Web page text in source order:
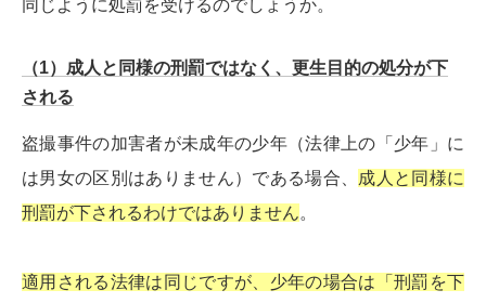
同じように処罰を受けるのでしょうか。
（1）成人と同様の刑罰ではなく、更生目的の処分が下
される
盗撮事件の加害者が未成年の少年（法律上の「少年」に
は男女の区別はありません）である場合、 成人と同様に
刑罰が下されるわけではありません。
適用される法律は同じですが、少年の場合は「刑罰を下